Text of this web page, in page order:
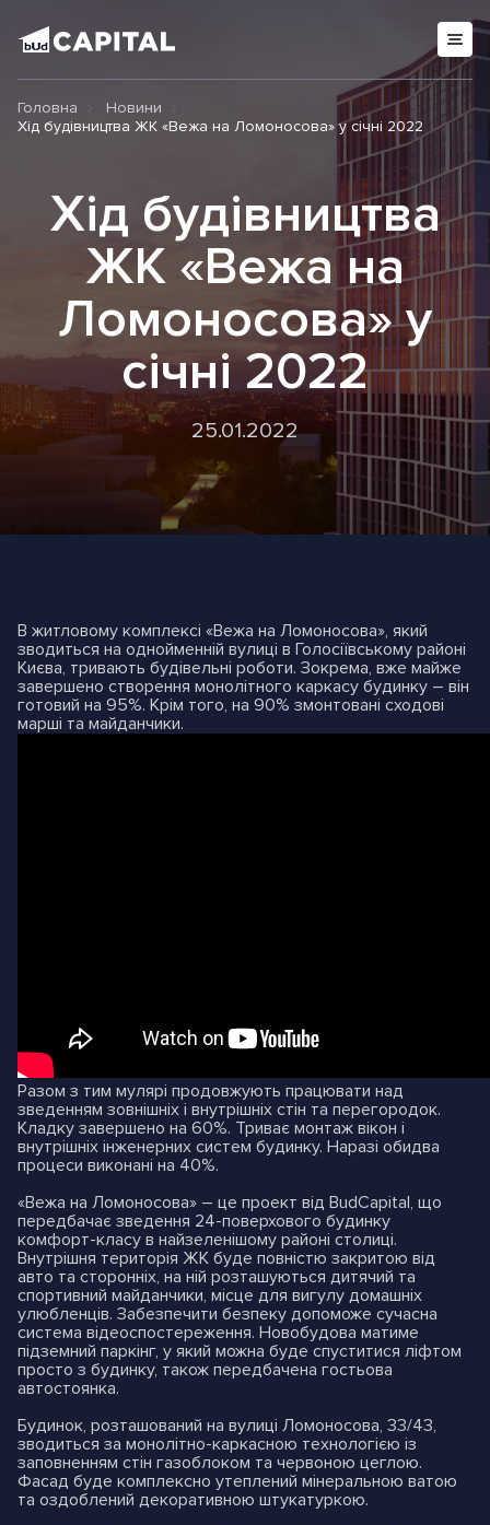
Головна
Новини
Хід будівництва ЖК «Вежа на Ломоносова» у січні 2022
Хід будівництва
ЖК «Вежа на
Ломоносова» у
січні 2022
25.01.2022
В житловому комплексі «Вежа на Ломоносова», який
зводиться на однойменній вулиці в Голосіївському районі
Києва, тривають будівельні роботи. Зокрема, вже майже
завершено створення монолітного каркасу будинку – він
готовий на 95%. Крім того, на 90% змонтовані сходові
марші та майданчики.
Разом з тим мулярі продовжують працювати над
зведенням зовнішніх і внутрішніх стін та перегородок.
Кладку завершено на 60%. Триває монтаж вікон і
внутрішніх інженерних систем будинку. Наразі обидва
процеси виконані на 40%.
«Вежа на Ломоносова» – це проект від BudCapital, що
передбачає зведення 24-поверхового будинку
комфорт-класу в найзеленішому районі столиці.
Внутрішня територія ЖК буде повністю закритою від
авто та сторонніх, на ній розташуються дитячий та
спортивний майданчики, місце для вигулу домашніх
улюбленців. Забезпечити безпеку допоможе сучасна
система відеоспостереження. Новобудова матиме
підземний паркінг, у який можна буде спуститися ліфтом
просто з будинку, також передбачена гостьова
автостоянка.
Будинок, розташований на вулиці Ломоносова, 33/43,
зводиться за монолітно-каркасною технологією із
заповненням стін газоблоком та червоною цеглою.
Фасад буде комплексно утеплений мінеральною ватою
та оздоблений декоративною штукатуркою.